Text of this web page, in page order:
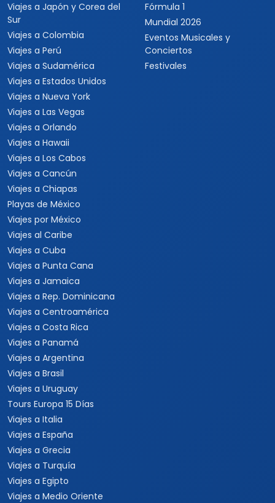
Viajes a Japón y Corea del
Sur
Viajes a Colombia
Viajes a Perú
Viajes a Sudamérica
Viajes a Estados Unidos
Viajes a Nueva York
Viajes a Las Vegas
Viajes a Orlando
Viajes a Hawaii
Viajes a Los Cabos
Viajes a Cancún
Viajes a Chiapas
Playas de México
Viajes por México
Viajes al Caribe
Viajes a Cuba
Viajes a Punta Cana
Viajes a Jamaica
Viajes a Rep. Dominicana
Viajes a Centroamérica
Viajes a Costa Rica
Viajes a Panamá
Viajes a Argentina
Viajes a Brasil
Viajes a Uruguay
Tours Europa 15 Días
Viajes a Italia
Viajes a España
Viajes a Grecia
Viajes a Turquía
Viajes a Egipto
Viajes a Medio Oriente
Fórmula 1
Mundial 2026
Eventos Musicales y
Conciertos
Festivales